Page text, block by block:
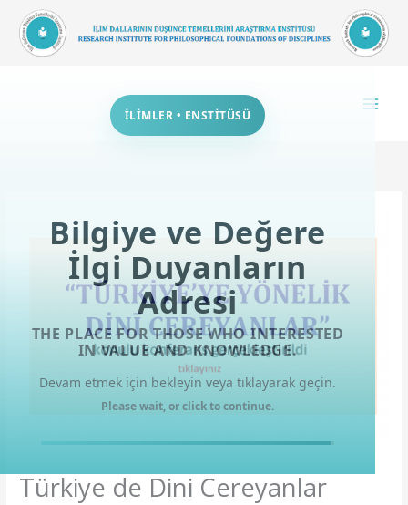
İLİMLER • ENSTİTÜSÜ
Bilgiye ve Değere
İlgi Duyanların
Adresi
THE PLACE FOR THOSE WHO INTERESTED
IN VALUE AND KNOWLEDGE.
Devam etmek için bekleyin veya tıklayarak geçin.
Please wait, or click to continue.
İçeriğe
atla
Türkiye de Dini Cereyanlar